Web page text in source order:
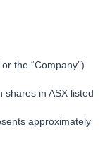
the “Company”)
in ASX listed
approximately